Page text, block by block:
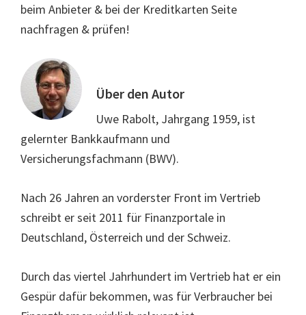
beim Anbieter & bei der Kreditkarten Seite
nachfragen & prüfen!
Über den Autor
Uwe Rabolt, Jahrgang 1959, ist
gelernter Bankkaufmann und
Versicherungsfachmann (BWV).
Nach 26 Jahren an vorderster Front im Vertrieb
schreibt er seit 2011 für Finanzportale in
Deutschland, Österreich und der Schweiz.
Durch das viertel Jahrhundert im Vertrieb hat er ein
Gespür dafür bekommen, was für Verbraucher bei